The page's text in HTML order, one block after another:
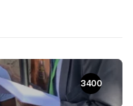
3400